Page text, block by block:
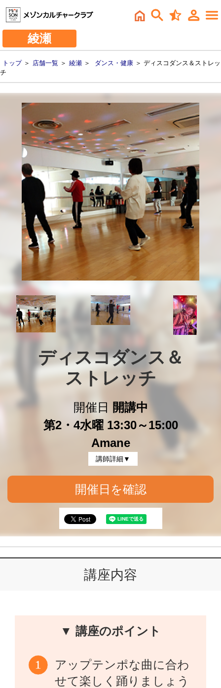
綾瀬
トップ＞ 店舗一覧 ＞ 綾瀬 ＞ ダンス・健康 ＞ ディスコダンス＆ストレッ
チ
ディスコダンス＆
ストレッチ
開催日
開講中
第2・4水曜 13:30～15:00
Amane
講師詳細▼
開催日を確認
講座内容
▼ 講座のポイント
アップテンポな曲に合わ
せて楽しく踊りましょう